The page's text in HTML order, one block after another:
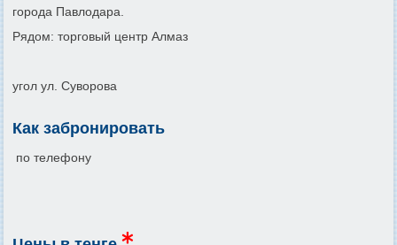
города Павлодара.
Рядом: торговый центр Алмаз
угол ул. Суворова
Как забронировать
по телефону